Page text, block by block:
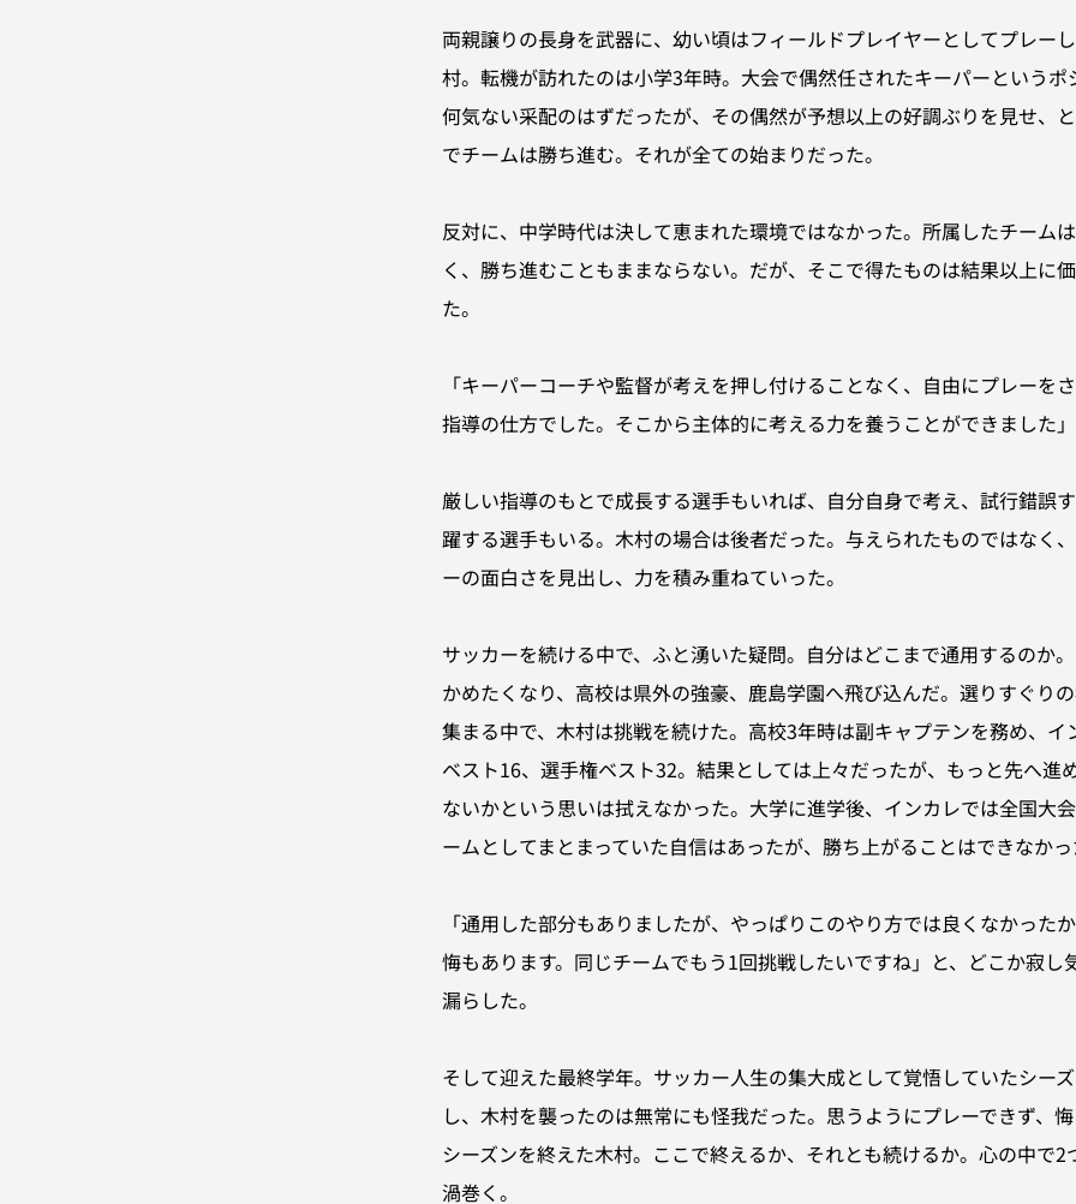
両親譲りの長身を武器に、幼い頃はフィールドプレイヤーとしてプレー
村。転機が訪れたのは小学3年時。大会で偶然任されたキーパーというポ
何気ない采配のはずだったが、その偶然が予想以上の好調ぶりを見せ、
でチームは勝ち進む。それが全ての始まりだった。
反対に、中学時代は決して恵まれた環境ではなかった。所属したチーム
く、勝ち進むこともままならない。だが、そこで得たものは結果以上に
た。
「キーパーコーチや監督が考えを押し付けることなく、自由にプレーを
指導の仕方でした。そこから主体的に考える力を養うことができました」
厳しい指導のもとで成長する選手もいれば、自分自身で考え、試行錯誤
躍する選手もいる。木村の場合は後者だった。与えられたものではなく
ーの面白さを見出し、力を積み重ねていった。
サッカーを続ける中で、ふと湧いた疑問。自分はどこまで通用するのか
かめたくなり、高校は県外の強豪、鹿島学園へ飛び込んだ。選りすぐり
集まる中で、木村は挑戦を続けた。高校3年時は副キャプテンを務め、イ
ベスト16、選手権ベスト32。結果としては上々だったが、もっと先へ進
ないかという思いは拭えなかった。大学に進学後、インカレでは全国大
ームとしてまとまっていた自信はあったが、勝ち上がることはできなか
「通用した部分もありましたが、やっぱりこのやり方では良くなかった
悔もあります。同じチームでもう1回挑戦したいですね」と、どこか寂し
漏らした。
そして迎えた最終学年。サッカー人生の集大成として覚悟していたシー
し、木村を襲ったのは無常にも怪我だった。思うようにプレーできず、
シーズンを終えた木村。ここで終えるか、それとも続けるか。心の中で2
渦巻く。